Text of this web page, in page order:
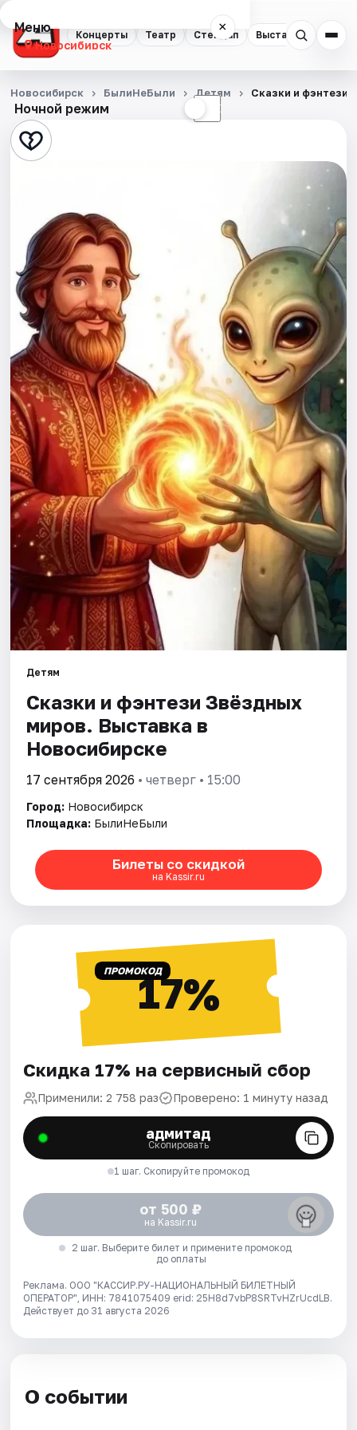
Концерты Театр Стендап Выставки
Меню ×
Новосибирск
Концерты
Театр
Стендап
Квесты
Экскурсии
Спорт
События
Города
Площадки
Артисты
Рейтинги
Ночной режим ☾
Новосибирск БылиНеБыли Детям Сказки и фэнтези
Детям
Сказки и фэнтези Звёздных
миров. Выставка в
Новосибирске
17 сентября 2026 • четверг • 15:00
Город: Новосибирск
Площадка: БылиНеБыли
Билеты со скидкой
на Kassir.ru
ПРОМОКОД17%
Скидка 17% на сервисный сбор
Применили: 2 758 раз Проверено: 1 минуту назад
адмитад
Скопировать
1 шаг. Скопируйте промокод
от 500 ₽
на Kassir.ru
2 шаг. Выберите билет и примените промокод
до оплаты
Реклама. ООО "КАССИР.РУ-НАЦИОНАЛЬНЫЙ БИЛЕТНЫЙ
ОПЕРАТОР", ИНН: 7841075409 erid: 25H8d7vbP8SRTvHZrUcdLB.
Действует до 31 августа 2026
О событии